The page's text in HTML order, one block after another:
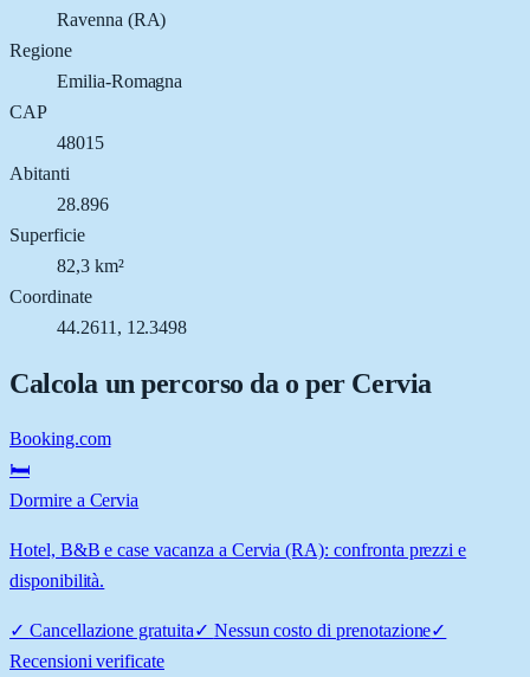
Ravenna (RA)
Regione
Emilia-Romagna
CAP
48015
Abitanti
28.896
Superficie
82,3 km²
Coordinate
44.2611, 12.3498
Calcola un percorso da o per Cervia
Booking.com
🛏️
Dormire a Cervia
Hotel, B&B e case vacanza a Cervia (RA): confronta prezzi e
disponibilità.
✓ Cancellazione gratuita✓ Nessun costo di prenotazione✓
Recensioni verificate